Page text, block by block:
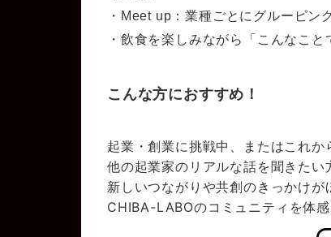
・Meet up：業種ごとにグルーピン
・飲食を楽しみながら
「こんなこ
こんな方におすすめ！
起業・創業に挑戦中、またはこれか
他の起業家のリアルな話を聞きたい
新しいつながりや共創のきっかけが
CHIBA-LABOのコミュニティを体